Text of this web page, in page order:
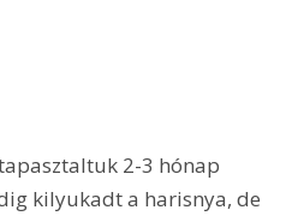
2-3 hónap
kilyukadt a harisnya, de